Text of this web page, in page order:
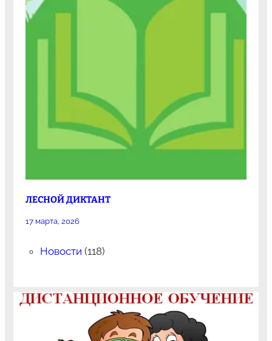
ЛЕСНОЙ ДИКТАНТ
17 марта, 2026
Новости (118)